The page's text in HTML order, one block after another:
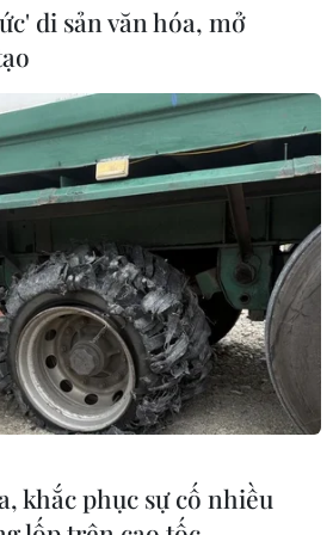
đỏ” và hành trình gắn kết
di sản văn hóa, mở
khắc phục sự cố nhiều